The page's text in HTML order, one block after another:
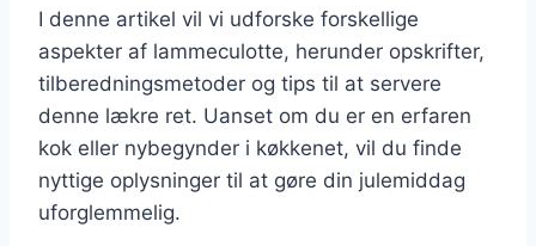
I denne artikel vil vi udforske forskellige
aspekter af lammeculotte, herunder opskrifter,
tilberedningsmetoder og tips til at servere
denne lækre ret. Uanset om du er en erfaren
kok eller nybegynder i køkkenet, vil du finde
nyttige oplysninger til at gøre din julemiddag
uforglemmelig.